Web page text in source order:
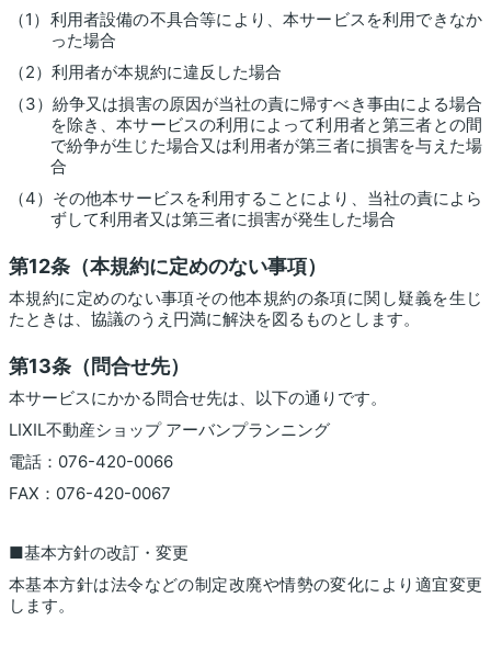
（1）利用者設備の不具合等により、本サービスを利用できなか
った場合
（2）利用者が本規約に違反した場合
（3）紛争又は損害の原因が当社の責に帰すべき事由による場合
を除き、本サービスの利用によって利用者と第三者との間
で紛争が生じた場合又は利用者が第三者に損害を与えた場
合
（4）その他本サービスを利用することにより、当社の責によら
ずして利用者又は第三者に損害が発生した場合
第12条（本規約に定めのない事項）
本規約に定めのない事項その他本規約の条項に関し疑義を生じ
たときは、協議のうえ円満に解決を図るものとします。
第13条（問合せ先）
本サービスにかかる問合せ先は、以下の通りです。
LIXIL不動産ショップ アーバンプランニング
電話：076-420-0066
FAX：076-420-0067
■基本方針の改訂・変更
本基本方針は法令などの制定改廃や情勢の変化により適宜変更
します。